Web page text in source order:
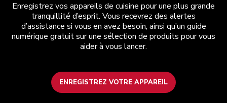
Enregistrez vos appareils de cuisine pour une plus grande
tranquillité d’esprit. Vous recevrez des alertes
d’assistance si vous en avez besoin, ainsi qu’un guide
numérique gratuit sur une sélection de produits pour vous
aider à vous lancer.
ENREGISTREZ VOTRE APPAREIL